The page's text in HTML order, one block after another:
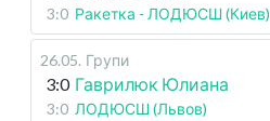
3:0 Ракетка - ЛОДЮСШ (Киев)
26.05. Групи
3:0 Гаврилюк Юлиана
3:0 ЛОДЮСШ (Львов)